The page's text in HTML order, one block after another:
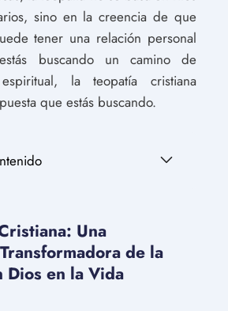
sino en la creencia de que
tener una relación personal
buscando un camino de
espiritual, la teopatía cristiana
que estás buscando.
Una
de la
Dios en la Vida